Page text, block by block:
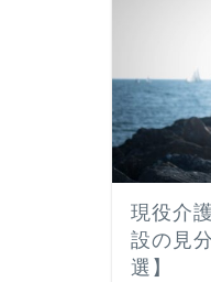
現役介
設の見
選】